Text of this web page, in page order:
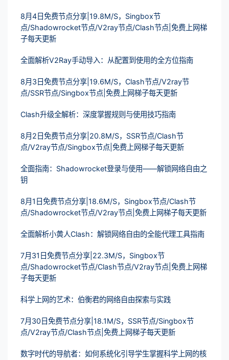
8月4日免费节点分享|19.8M/S，Singbox节
点/Shadowrocket节点/V2ray节点/Clash节点|免费上网梯
子每天更新
全面解析V2Ray手动导入：从配置到使用的全方位指南
8月3日免费节点分享|19.6M/S，Clash节点/V2ray节
点/SSR节点/Singbox节点|免费上网梯子每天更新
Clash升级全解析：深度掌握规则与使用技巧指南
8月2日免费节点分享|20.8M/S，SSR节点/Clash节
点/V2ray节点/Singbox节点|免费上网梯子每天更新
全面指南：Shadowrocket登录与使用——解锁网络自由之
钥
8月1日免费节点分享|18.6M/S，Singbox节点/Clash节
点/Shadowrocket节点/V2ray节点|免费上网梯子每天更新
全面解析小黄人Clash：解锁网络自由的全能代理工具指南
7月31日免费节点分享|22.3M/S，Singbox节
点/Shadowrocket节点/Clash节点/V2ray节点|免费上网梯
子每天更新
科学上网的艺术：伯衡君的网络自由探索与实践
7月30日免费节点分享|18.1M/S，SSR节点/Singbox节
点/V2ray节点/Clash节点|免费上网梯子每天更新
数字时代的导航者：如何系统化引导学生掌握科学上网的核